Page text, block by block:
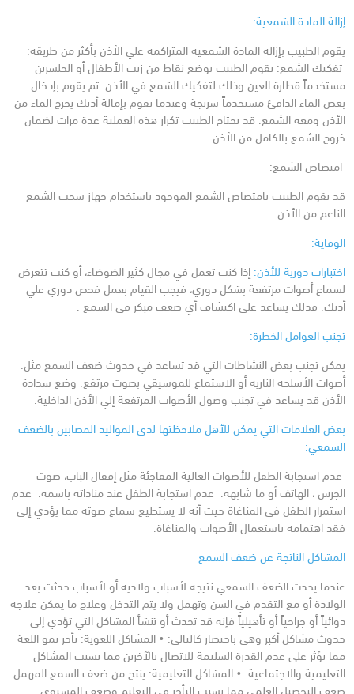
إزالة المادة الشمعية:
يقوم الطبيب بإزالة المادة الشمعية المتراكمة علي الأذن بأكثر من طريقة:
تفكيك الشمع: يقوم الطبيب بوضع نقاط من زيت الأطفال أو الجلسرين
مستخدماً قطارة العين وذلك لتفكيك الشمع في الأذن. ثم يقوم بإدخال
بعض الماء الدافئ مستخدماً سرنجة وعندما تقوم بإمالة أذنك يخرج الماء من
الأذن ومعه الشمع. قد يحتاج الطبيب تكرار هذه العملية عدة مرات لضمان
خروج الشمع بالكامل من الأذن.
امتصاص الشمع:
قد يقوم الطبيب بامتصاص الشمع الموجود باستخدام جهاز سحب الشمع
الناعم من الأذن.
الوقاية:
اختبارات دورية للأذن: إذا كنت تعمل في مجال كثير الضوضاء، أو كنت تتعرض
لسماع أصوات مرتفعة بشكل دوري، فيجب القيام بعمل فحص دوري علي
أذنك. فذلك يساعد علي اكتشاف أي ضعف مبكر في السمع .
تجنب العوامل الخطرة:
يمكن تجنب بعض النشاطات التي قد تساعد في حدوث ضعف السمع مثل:
أصوات الأسلحة النارية أو الاستماع للموسيقي بصوت مرتفع. وضع سدادة
الأذن قد يساعد في تجنب وصول الأصوات المرتفعة إلي الأذن الداخلية.
بعض العلامات التي يمكن للأهل ملاحظتها لدى المواليد المصابين بالضعف
السمعي:
عدم استجابة الطفل للأصوات العالية المفاجئة مثل إقفال الباب، صوت
الجرس ، الهاتف أو ما شابهه. عدم استجابة الطفل عند مناداته باسمه. عدم
استمرار الطفل في المناغاة حيث أنه لا يستطيع سماع صوته مما يؤدي إلى
فقد اهتمامه باستعمال الأصوات والمناغاة.
المشاكل الناتجة عن ضعف السمع
عندما يحدث الضعف السمعي نتيجة لأسباب ولادية أو لأسباب حدثت بعد
الولادة أو مع التقدم في السن وتهمل ولا يتم التدخل وعلاج ما يمكن علاجه
دوائياً أو جراحياً أو تأهيلياً فإنه قد تحدث أو تنشأ المشاكل التي تؤدي إلى
حدوث مشاكل أكبر وهي باختصار كالتالي: • المشاكل اللغوية: تأخر نمو اللغة
مما يؤثر على عدم القدرة السليمة للاتصال بالآخرين مما يسبب المشاكل
التعليمية والاجتماعية. • المشاكل التعليمية: ينتج من ضعف السمع المهمل
ضعف التحصيل العلمي مما يسبب التأخر في التعليم وضعف المستوى